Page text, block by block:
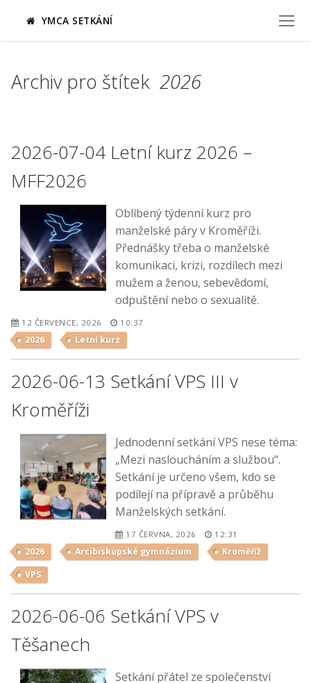
YMCA SETKÁNÍ
Archiv pro štítek 2026
2026-07-04 Letní kurz 2026 –
MFF2026
Oblíbený týdenní kurz pro
manželské páry v Kroměříži.
Přednášky třeba o manželské
komunikaci, krizi, rozdílech mezi
mužem a ženou, sebevědomí,
odpuštění nebo o sexualitě.
12 ČERVENCE, 2026 10:37
2026 Letní kurz
2026-06-13 Setkání VPS III v
Kroměříži
Jednodenní setkání VPS nese téma:
„Mezi nasloucháním a službou“.
Setkání je určeno všem, kdo se
podílejí na přípravě a průběhu
Manželských setkání.
17 ČERVNA, 2026 12:31
2026 Arcibiskupské gymnázium
Kroměříž
VPS
2026-06-06 Setkání VPS v
Těšanech
Setkání přátel ze společenství